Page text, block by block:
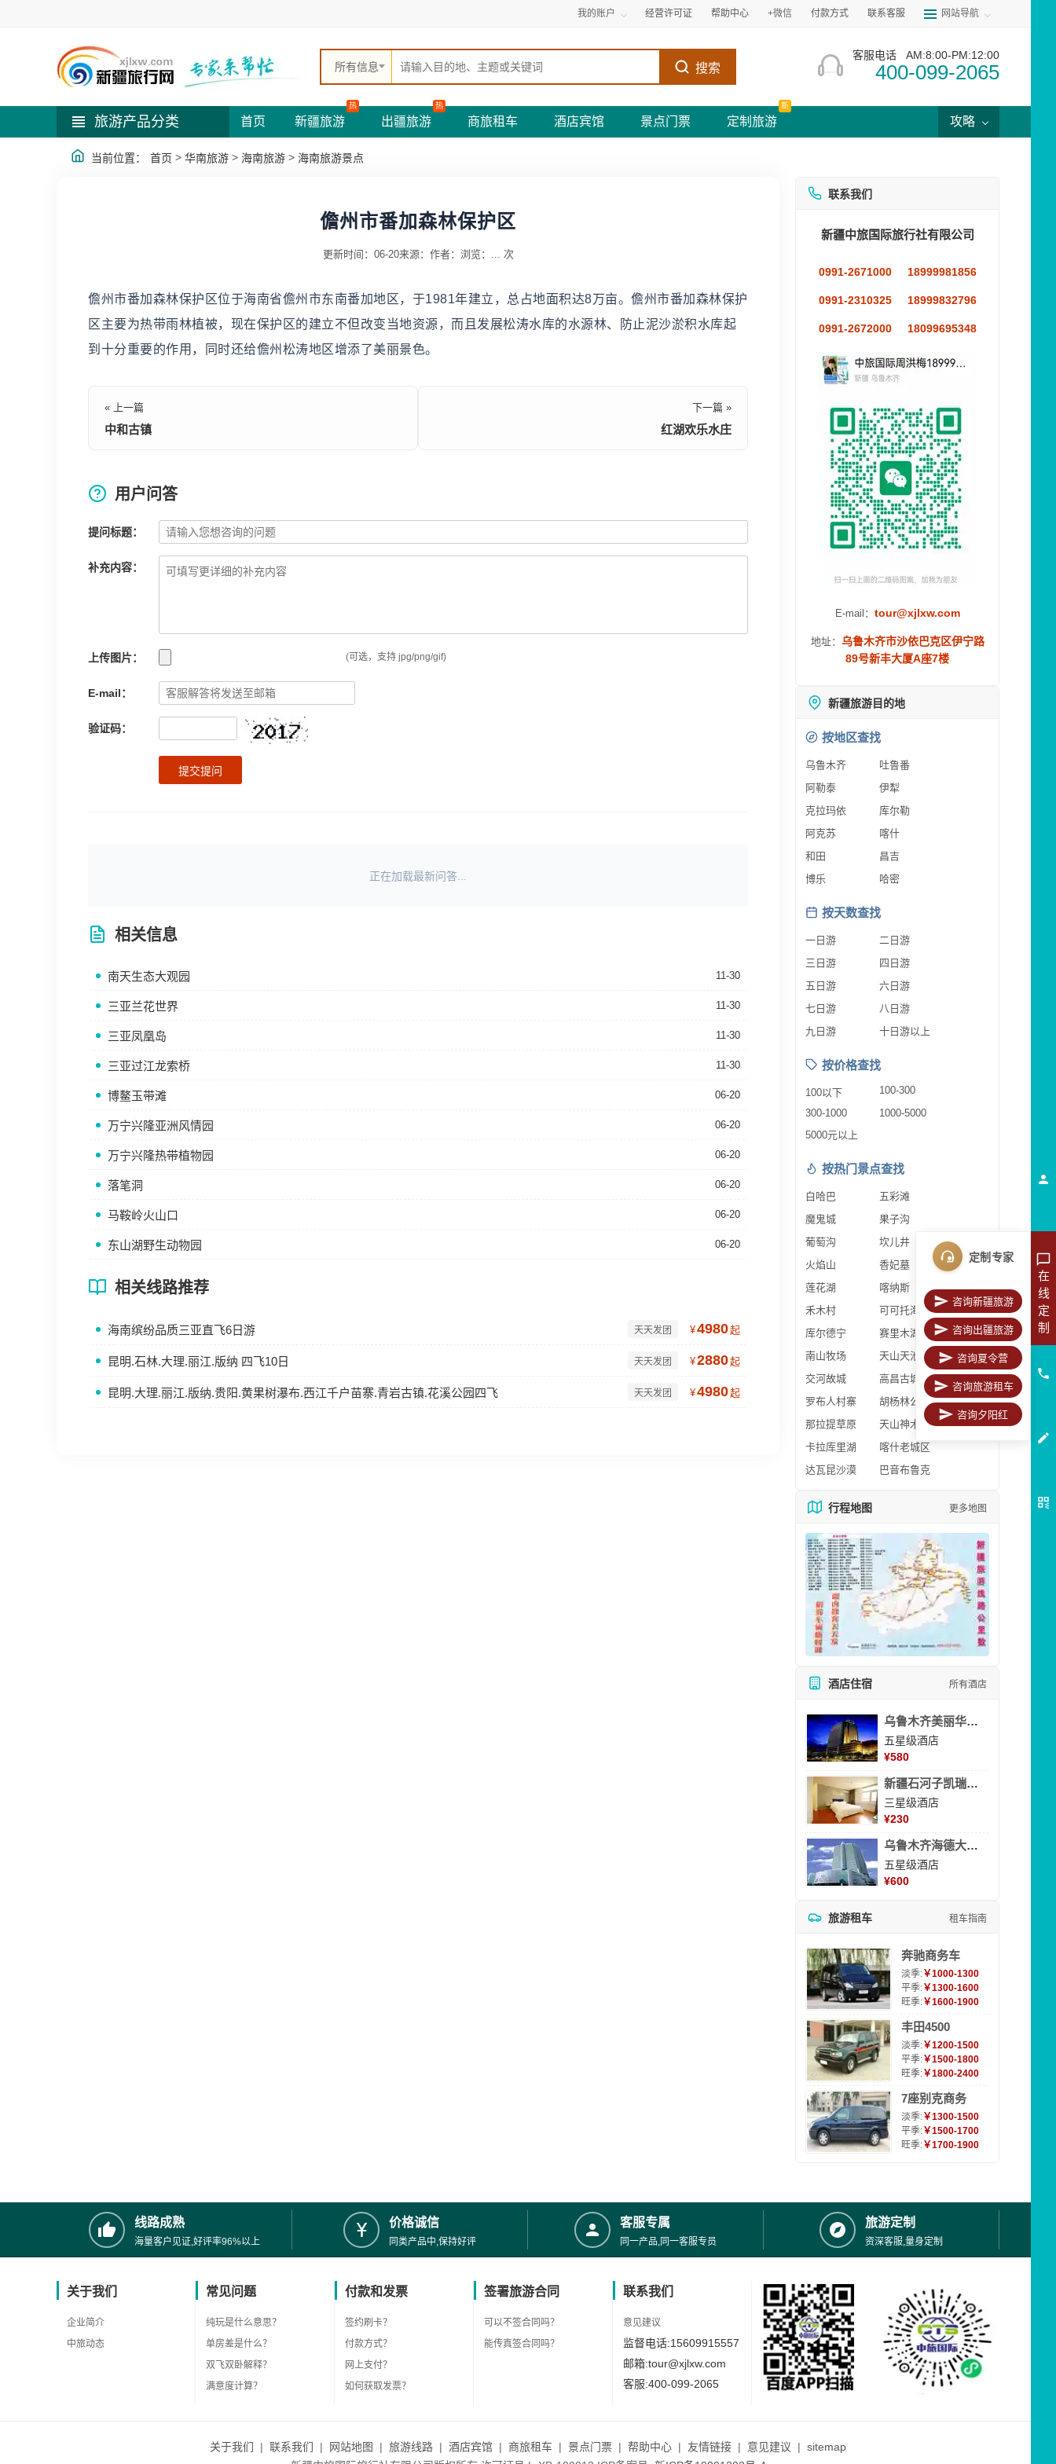
我的账户 经营许可证 帮助中心 +微信 付款方式 联系客服 网站导航
所有信息 搜索
客服电话 AM:8:00-PM:12:00
400-099-2065
旅游产品分类 首页 新疆旅游
热
出疆旅游
热
商旅租车 酒店宾馆 景点门票 定制旅游
新
攻略
当前位置： 首页 > 华南旅游 > 海南旅游 > 海南旅游景点
儋州市番加森林保护区
更新时间：06-20来源： 作者： 浏览： ... 次
儋州市番加森林保护区位于海南省儋州市东南番加地区，于1981年建立，总占地面积达8万亩。儋州市番加森林保护
区主要为热带雨林植被，现在保护区的建立不但改变当地资源，而且发展松涛水库的水源林、防止泥沙淤积水库起
到十分重要的作用，同时还给儋州松涛地区增添了美丽景色。
« 上一篇
中和古镇
下一篇 »
红湖欢乐水庄
用户问答
提问标题：
补充内容：
上传图片： (可选，支持 jpg/png/gif)
E-mail：
验证码：
提交提问
正在加载最新问答...
相关信息
南天生态大观园 11-30
三亚兰花世界 11-30
三亚凤凰岛 11-30
三亚过江龙索桥 11-30
博鳌玉带滩 06-20
万宁兴隆亚洲风情园 06-20
万宁兴隆热带植物园 06-20
落笔洞 06-20
马鞍岭火山口 06-20
东山湖野生动物园 06-20
相关线路推荐
海南缤纷品质三亚直飞6日游 天天发团 ¥4980起
昆明.石林.大理.丽江.版纳 四飞10日 天天发团 ¥2880起
昆明.大理.丽江.版纳.贵阳.黄果树瀑布.西江千户苗寨.青岩古镇.花溪公园四飞 天天发团 ¥4980起
联系我们
新疆中旅国际旅行社有限公司
0991-2671000 18999981856
0991-2310325 18999832796
0991-2672000 18099695348
E-mail： tour@xjlxw.com
地址： 乌鲁木齐市沙依巴克区伊宁路
89号新丰大厦A座7楼
新疆旅游目的地
按地区查找
乌鲁木齐
吐鲁番
阿勒泰
伊犁
克拉玛依
库尔勒
阿克苏
喀什
和田
昌吉
博乐
哈密
按天数查找
一日游
二日游
三日游
四日游
五日游
六日游
七日游
八日游
九日游
十日游以上
按价格查找
100以下
100-300
300-1000
1000-5000
5000元以上
按热门景点查找
白哈巴
五彩滩
魔鬼城
果子沟
葡萄沟
坎儿井
火焰山
香妃墓
莲花湖
喀纳斯
禾木村
可可托海
库尔德宁
赛里木湖
南山牧场
天山天池
交河故城
高昌古城
罗布人村寨
胡杨林公园
那拉提草原
天山神木园
卡拉库里湖
喀什老城区
达瓦昆沙漠
巴音布鲁克
行程地图 更多地图
酒店住宿 所有酒店
乌鲁木齐美丽华大酒
五星级酒店
¥580
新疆石河子凯瑞酒店
三星级酒店
¥230
乌鲁木齐海德大酒店
五星级酒店
¥600
旅游租车 租车指南
奔驰商务车
淡季:￥1000-1300
平季:￥1300-1600
旺季:￥1600-1900
丰田4500
淡季:￥1200-1500
平季:￥1500-1800
旺季:￥1800-2400
7座别克商务
淡季:￥1300-1500
平季:￥1500-1700
旺季:￥1700-1900
线路成熟
海量客户见证,好评率96%以上
价格诚信
同类产品中,保持好评
客服专属
同一产品,同一客服专员
旅游定制
资深客服,量身定制
关于我们
企业简介
中旅动态
常见问题
纯玩是什么意思？
单房差是什么？
双飞双卧解释？
满意度计算？
付款和发票
签约刷卡？
付款方式？
网上支付？
如何获取发票？
签署旅游合同
可以不签合同吗？
能传真签合同吗？
联系我们
意见建议
监督电话:15609915557
邮箱:tour@xjlxw.com
客服:400-099-2065
关于我们 | 联系我们 | 网站地图 | 旅游线路 | 酒店宾馆 | 商旅租车 | 景点门票 | 帮助中心 | 友情链接 | 意见建议 | sitemap
在
线
定
制
定制专家
咨询新疆旅游
咨询出疆旅游
咨询夏令营
咨询旅游租车
咨询夕阳红